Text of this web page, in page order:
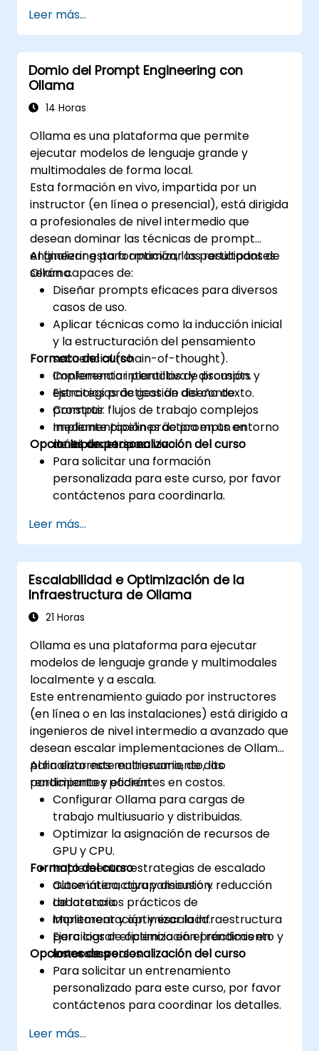
Leer más...
Domio del Prompt Engineering con
Ollama
14 Horas
Ollama es una plataforma que permite
ejecutar modelos de lenguaje grande y
multimodales de forma local.
Esta formación en vivo, impartida por un
instructor (en línea o presencial), está dirigida
a profesionales de nivel intermedio que
desean dominar las técnicas de prompt
engineering para optimizar los resultados de
Ollama.
Al finalizar esta formación, los participantes
serán capaces de:
Diseñar prompts eficaces para diversos
casos de uso.
Aplicar técnicas como la inducción inicial
y la estructuración del pensamiento
secuencial (chain-of-thought).
Implementar plantillas de prompts y
estrategias de gestión del contexto.
Construir flujos de trabajo complejos
mediante pipelines de prompts en
múltiples etapas.
Formato del curso
Conferencia interactiva y discusión.
Ejercicios prácticos de diseño de
prompts.
Implementación práctica en un entorno
de laboratorio en vivo.
Opciones de personalización del curso
Para solicitar una formación
personalizada para este curso, por favor
contáctenos para coordinarla.
Leer más...
Escalabilidad e Optimización de la
Infraestructura de Ollama
21 Horas
Ollama es una plataforma para ejecutar
modelos de lenguaje grande y multimodales
localmente y a escala.
Este entrenamiento guiado por instructores
(en línea o en las instalaciones) está dirigido a
ingenieros de nivel intermedio a avanzado que
desean escalar implementaciones de Ollama
para entornos multiusuario, de alto
rendimiento y eficientes en costos.
Al finalizar este entrenamiento, los
participantes podrán:
Configurar Ollama para cargas de
trabajo multiusuario y distribuidas.
Optimizar la asignación de recursos de
GPU y CPU.
Implementar estrategias de escalado
automático, agrupamiento y reducción
de latencia.
Monitorear y optimizar la infraestructura
para lograr eficiencia en el rendimiento y
los costos.
Formato del curso
Clase interactiva y discusión.
Laboratorios prácticos de
implementación y escalado.
Ejercicios de optimización prácticos en
entornos reales.
Opciones de personalización del curso
Para solicitar un entrenamiento
personalizado para este curso, por favor
contáctenos para coordinar los detalles.
Leer más...